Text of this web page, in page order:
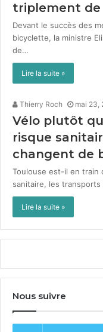
triplement de
Devant le succès des
bicy­clette, la min­istre
de…
Lire la suite »
Thierry Roch mai 23,
Vélo plutôt
risque
changent de
Toulouse est-il en train
san­i­taire, les
Lire la suite »
Nous suivre